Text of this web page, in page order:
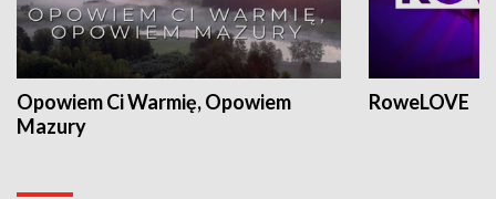
Opowiem Ci Warmię, Opowiem
Mazury
RoweLOVE